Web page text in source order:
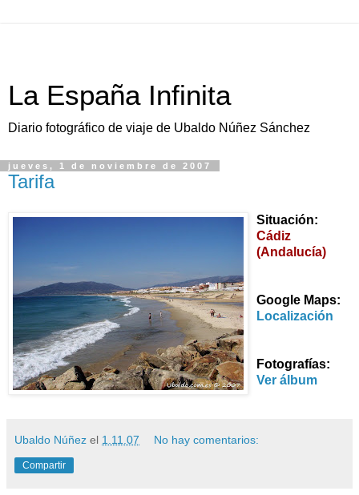
La España Infinita
Diario fotográfico de viaje de Ubaldo Núñez Sánchez
jueves, 1 de noviembre de 2007
Tarifa
Situación:
Cádiz
(Andalucía)
Google Maps:
Localización
Fotografías:
Ver álbum
Ubaldo Núñez el 1.11.07 No hay comentarios:
Compartir